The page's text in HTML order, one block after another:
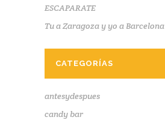
ESCAPARATE
Tu a Zaragoza y yo a Barcelona
CATEGORÍAS
antesydespues
candy bar